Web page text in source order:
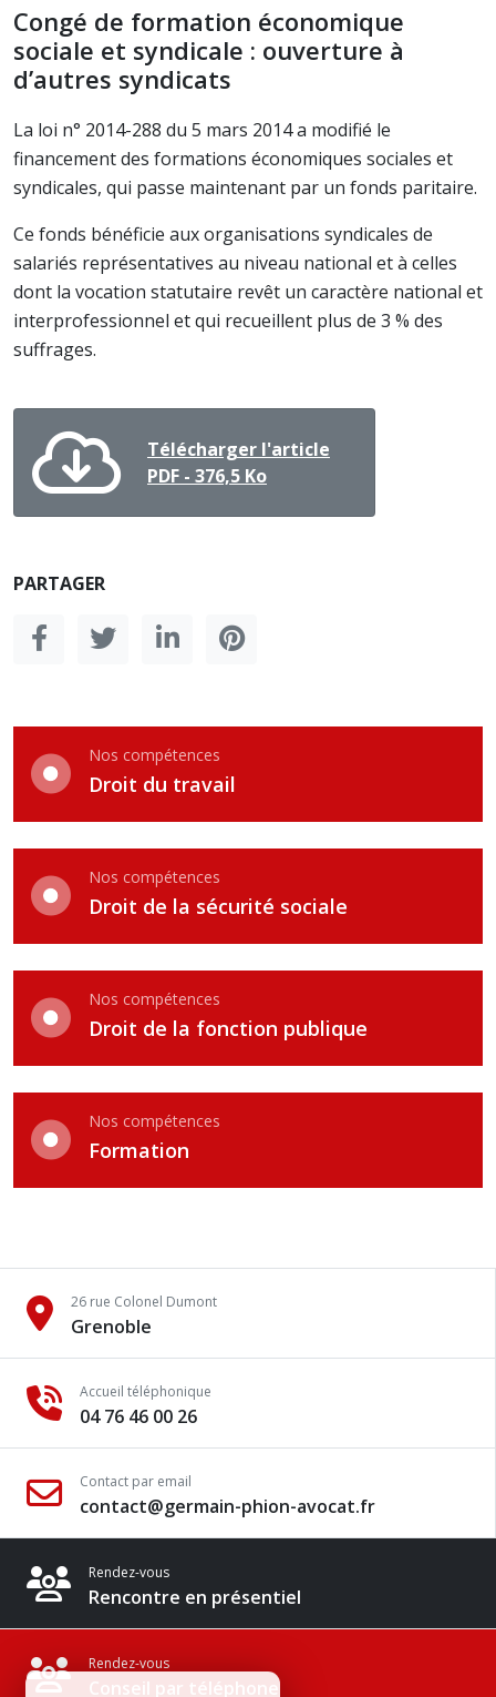
Congé de formation économique
sociale et syndicale : ouverture à
d’autres syndicats
La loi n° 2014-288 du 5 mars 2014 a modifié le
financement des formations économiques sociales et
syndicales, qui passe maintenant par un fonds paritaire.
Ce fonds bénéficie aux organisations syndicales de
salariés représentatives au niveau national et à celles
dont la vocation statutaire revêt un caractère national et
interprofessionnel et qui recueillent plus de 3 % des
suffrages.
Télécharger l'article
PDF - 376,5 Ko
PARTAGER
Nos compétences
Droit du travail
Nos compétences
Droit de la sécurité sociale
Nos compétences
Droit de la fonction publique
Nos compétences
Formation
26 rue Colonel Dumont
Grenoble
Accueil téléphonique
04 76 46 00 26
Contact par email
contact@germain-phion-avocat.fr
Rendez-vous
Rencontre en présentiel
Rendez-vous
Conseil par téléphone